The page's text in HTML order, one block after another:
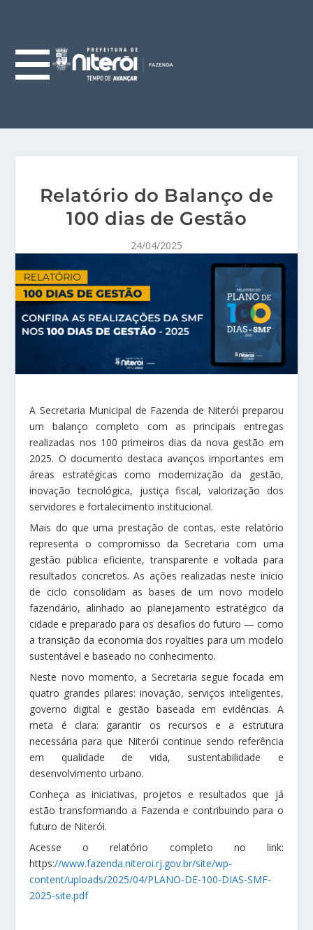
Relatório do Balanço de
100 dias de Gestão
24/04/2025
A Secretaria Municipal de Fazenda de Niterói preparou
um balanço completo com as principais entregas
realizadas nos 100 primeiros dias da nova gestão em
2025. O documento destaca avanços importantes em
áreas estratégicas como modernização da gestão,
inovação tecnológica, justiça fiscal, valorização dos
servidores e fortalecimento institucional.
Mais do que uma prestação de contas, este relatório
representa o compromisso da Secretaria com uma
gestão pública eficiente, transparente e voltada para
resultados concretos. As ações realizadas neste início
de ciclo consolidam as bases de um novo modelo
fazendário, alinhado ao planejamento estratégico da
cidade e preparado para os desafios do futuro — como
a transição da economia dos royalties para um modelo
sustentável e baseado no conhecimento.
Neste novo momento, a Secretaria segue focada em
quatro grandes pilares: inovação, serviços inteligentes,
governo digital e gestão baseada em evidências. A
meta é clara: garantir os recursos e a estrutura
necessária para que Niterói continue sendo referência
em qualidade de vida, sustentabilidade e
desenvolvimento urbano.
Conheça as iniciativas, projetos e resultados que já
estão transformando a Fazenda e contribuindo para o
futuro de Niterói.
Acesse o relatório completo no link:
https://www.fazenda.niteroi.rj.gov.br/site/wp-
content/uploads/2025/04/PLANO-DE-100-DIAS-SMF-
2025-site.pdf